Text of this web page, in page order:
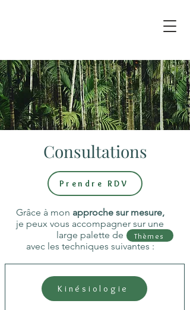
Consultations
Prendre RDV
Grâce à mon approche sur mesure,
je peux vous accompagner sur une
large palette de
avec les techniques suivantes :
Thèmes
Kinésiologie